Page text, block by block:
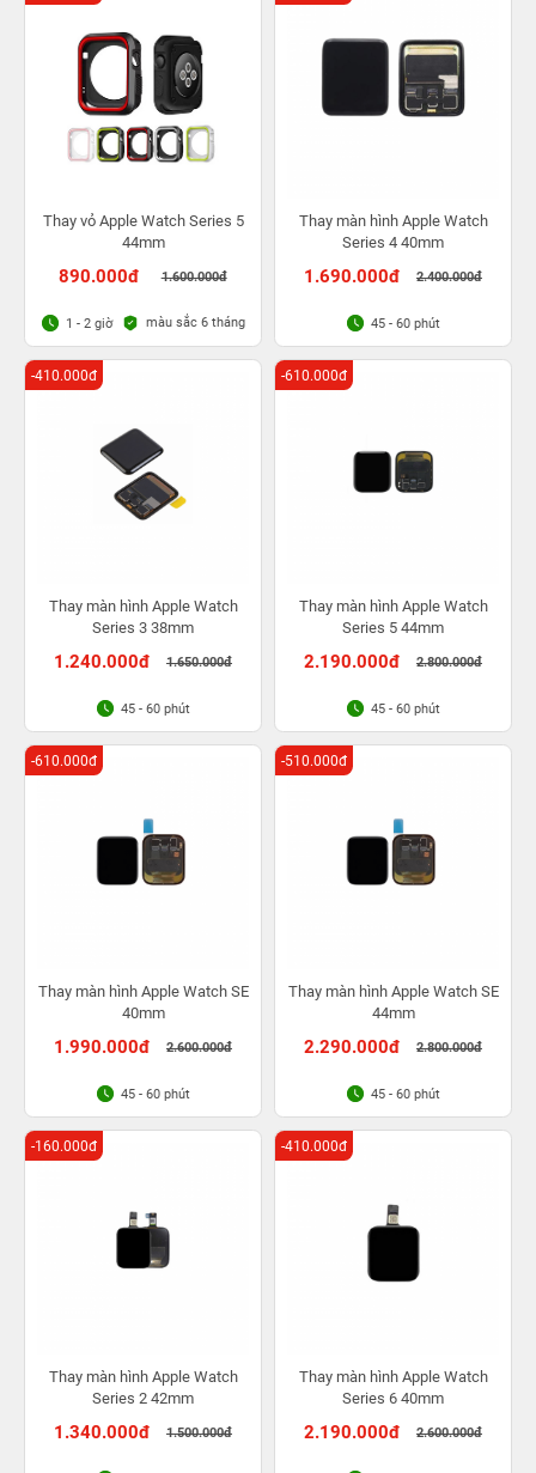
Thay vỏ Apple Watch Series 5
44mm
890.000đ 1.600.000đ
1 - 2 giờ màu sắc 6 tháng
Thay màn hình Apple Watch
Series 4 40mm
1.690.000đ 2.400.000đ
45 - 60 phút
Thay màn hình Apple Watch
Series 3 38mm
1.240.000đ 1.650.000đ
-410.000đ
45 - 60 phút
Thay màn hình Apple Watch
Series 5 44mm
2.190.000đ 2.800.000đ
-610.000đ
45 - 60 phút
Thay màn hình Apple Watch SE
40mm
1.990.000đ 2.600.000đ
-610.000đ
45 - 60 phút
Thay màn hình Apple Watch SE
44mm
2.290.000đ 2.800.000đ
-510.000đ
45 - 60 phút
Thay màn hình Apple Watch
Series 2 42mm
1.340.000đ 1.500.000đ
-160.000đ
Thay màn hình Apple Watch
Series 6 40mm
2.190.000đ 2.600.000đ
-410.000đ